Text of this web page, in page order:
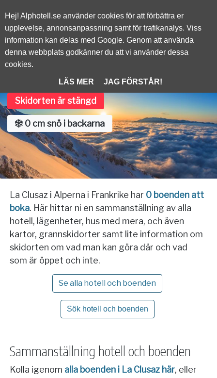
Alphotell.se
FRANKRIKE/
La Clusaz
Skidorten är stängd
0 cm snö i backarna
La Clusaz i Alperna i Frankrike har 0 boenden att
boka. Här hittar ni en sammanställning av alla
hotell, lägenheter, hus med mera, och även
kartor, grannskidorter samt lite information om
skidorten om vad man kan göra där och vad
som är öppet och inte.
Se alla hotell och boenden
Sök hotell och boenden
Sammanställning hotell och boenden
Kolla igenom alla boenden i La Clusaz här, eller
Hej! Alphotell.se använder cookies för att förbättra er
upplevelse, annonsanpassning samt för trafikanalys. Viss
information kan delas med Google. Genom att använda
denna webbplats godkänner du att vi använder dessa
cookies.
LÄS MER JAG FÖRSTÅR!